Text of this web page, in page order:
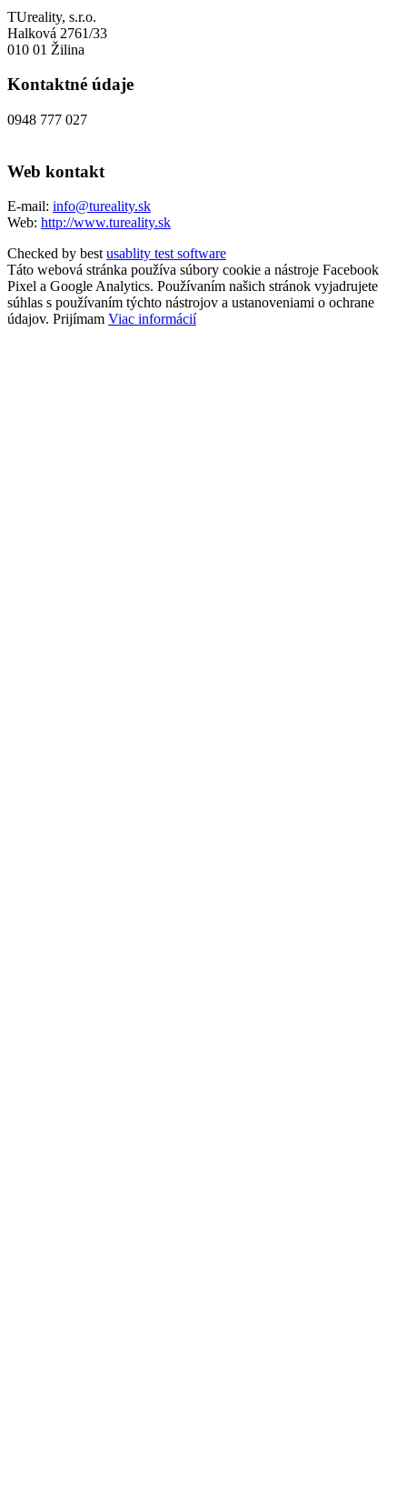
TUreality, s.r.o.
Halková 2761/33
010 01 Žilina
Kontaktné údaje
0948 777 027
Web kontakt
E-mail: info@tureality.sk
Web: http://www.tureality.sk
Checked by bestusablity test software
Táto webová stránka používa súbory cookie a nástroje Facebook
Pixel a Google Analytics. Používaním našich stránok vyjadrujete
súhlas s používaním týchto nástrojov a ustanoveniami o ochrane
údajov. Prijímam Viac informácií